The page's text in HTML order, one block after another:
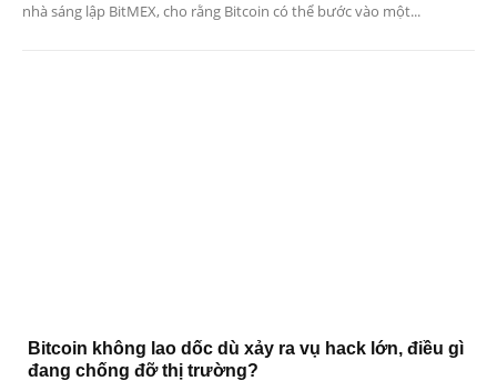
nhà sáng lập BitMEX, cho rằng Bitcoin có thể bước vào một...
Bitcoin không lao dốc dù xảy ra vụ hack lớn, điều gì
đang chống đỡ thị trường?